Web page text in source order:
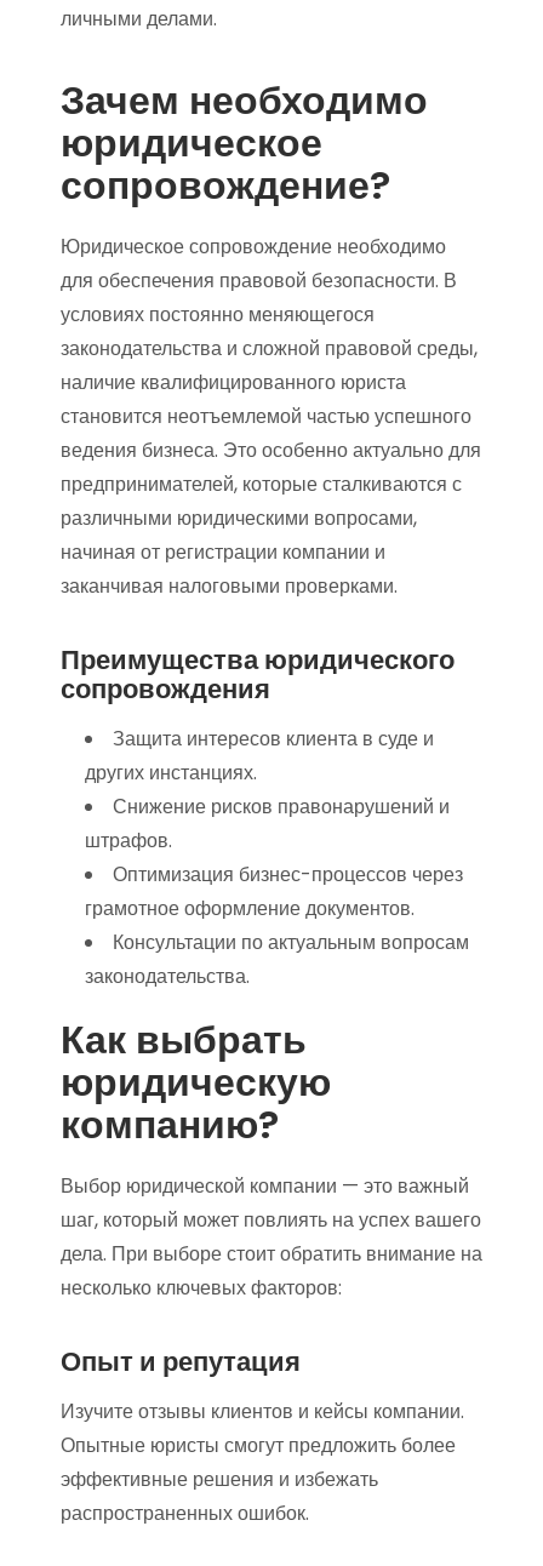
личными делами.
Зачем необходимо
юридическое
сопровождение?
Юридическое сопровождение необходимо
для обеспечения правовой безопасности. В
условиях постоянно меняющегося
законодательства и сложной правовой среды,
наличие квалифицированного юриста
становится неотъемлемой частью успешного
ведения бизнеса. Это особенно актуально для
предпринимателей, которые сталкиваются с
различными юридическими вопросами,
начиная от регистрации компании и
заканчивая налоговыми проверками.
Преимущества юридического
сопровождения
Защита интересов клиента в суде и
других инстанциях.
Снижение рисков правонарушений и
штрафов.
Оптимизация бизнес-процессов через
грамотное оформление документов.
Консультации по актуальным вопросам
законодательства.
Как выбрать
юридическую
компанию?
Выбор юридической компании — это важный
шаг, который может повлиять на успех вашего
дела. При выборе стоит обратить внимание на
несколько ключевых факторов:
Опыт и репутация
Изучите отзывы клиентов и кейсы компании.
Опытные юристы смогут предложить более
эффективные решения и избежать
распространенных ошибок.